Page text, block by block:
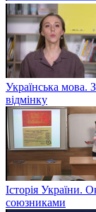
Українська мова.
відмінку
Історія України.
союзниками